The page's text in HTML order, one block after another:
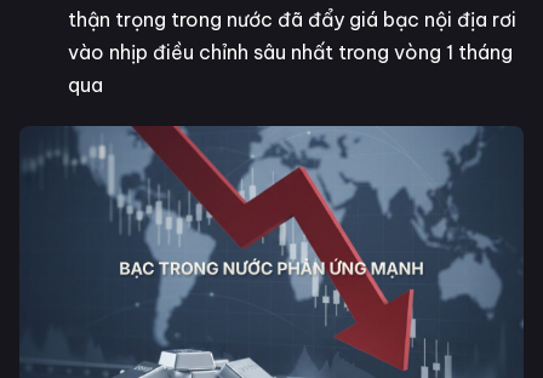
thận trọng trong nước đã đẩy giá bạc nội địa rơi
vào nhịp điều chỉnh sâu nhất trong vòng 1 tháng
qua